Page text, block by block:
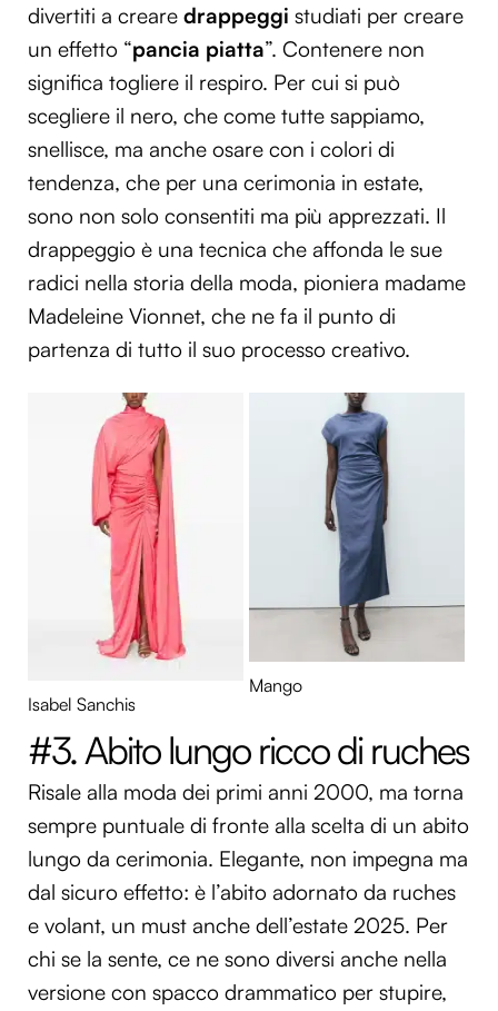
divertiti a creare drappeggi studiati per creare
un effetto “pancia piatta”. Contenere non
significa togliere il respiro. Per cui si può
scegliere il nero, che come tutte sappiamo,
snellisce, ma anche osare con i colori di
tendenza, che per una cerimonia in estate,
sono non solo consentiti ma più apprezzati. Il
drappeggio è una tecnica che affonda le sue
radici nella storia della moda, pioniera madame
Madeleine Vionnet, che ne fa il punto di
partenza di tutto il suo processo creativo.
Isabel Sanchis
Mango
#3. Abito lungo ricco di ruches
Risale alla moda dei primi anni 2000, ma torna
sempre puntuale di fronte alla scelta di un abito
lungo da cerimonia. Elegante, non impegna ma
dal sicuro effetto: è l’abito adornato da ruches
e volant, un must anche dell’estate 2025. Per
chi se la sente, ce ne sono diversi anche nella
versione con spacco drammatico per stupire,